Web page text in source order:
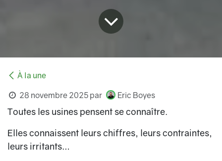
À la une
28 novembre 2025 par Eric Boyes
Toutes les usines pensent se connaître.
Elles connaissent leurs chiffres, leurs contraintes,
leurs irritants…